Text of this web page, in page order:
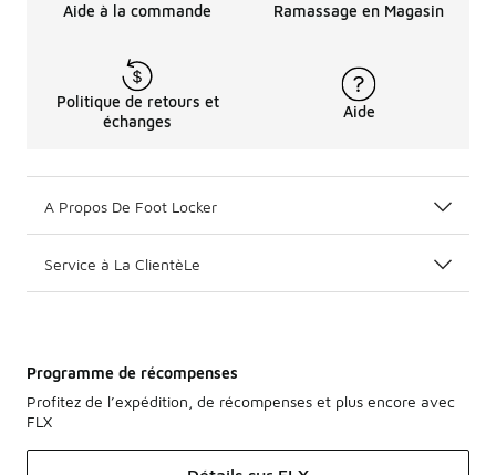
Aide à la commande Ramassage en Magasin
Politique de retours et
échanges
Aide
A Propos De Foot Locker
Service à La ClientèLe
Programme de récompenses
Profitez de l’expédition, de récompenses et plus encore avec
FLX